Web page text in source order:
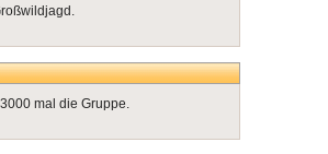
mal die Gruppe.